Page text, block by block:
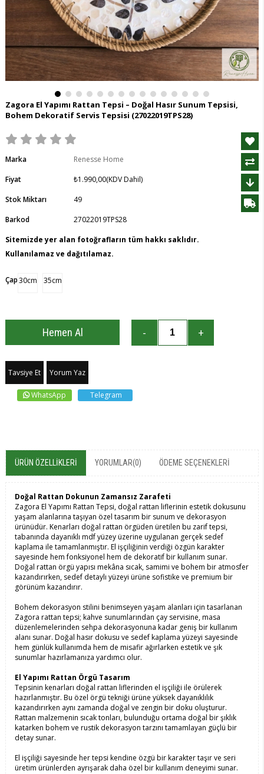
Zagora El Yapımı Rattan Tepsi – Doğal Hasır Sunum Tepsisi,
Bohem Dekoratif Servis Tepsisi (27022019TPS28)
Marka
Renesse Home
Fiyat
₺1.990,00(KDV Dahil)
Stok Miktarı
49
Barkod
27022019TPS28
Sitemizde yer alan fotoğrafların tüm hakkı saklıdır.
Kullanılamaz ve dağıtılamaz.
Çap30cm 35cm
Tavsiye Et Yorum Yaz
WhatsApp Telegram
ÜRÜN ÖZELLIKLERI YORUMLAR(0) ÖDEME SEÇENEKLERI
Doğal Rattan Dokunun Zamansız Zarafeti
Zagora El Yapımı Rattan Tepsi, doğal rattan liflerinin estetik dokusunu
yaşam alanlarına taşıyan özel tasarım bir sunum ve dekorasyon
ürünüdür. Kenarları doğal rattan örgüden üretilen bu zarif tepsi,
tabanında dayanıklı mdf yüzey üzerine uygulanan gerçek sedef
kaplama ile tamamlanmıştır. El işçiliğinin verdiği özgün karakter
sayesinde hem fonksiyonel hem de dekoratif bir kullanım sunar.
Doğal rattan örgü yapısı mekâna sıcak, samimi ve bohem bir atmosfer
kazandırırken, sedef detaylı yüzeyi ürüne sofistike ve premium bir
görünüm kazandırır.
Bohem dekorasyon stilini benimseyen yaşam alanları için tasarlanan
Zagora rattan tepsi; kahve sunumlarından çay servisine, masa
düzenlemelerinden sehpa dekorasyonuna kadar geniş bir kullanım
alanı sunar. Doğal hasır dokusu ve sedef kaplama yüzeyi sayesinde
hem günlük kullanımda hem de misafir ağırlarken estetik ve şık
sunumlar hazırlamanıza yardımcı olur.
El Yapımı Rattan Örgü Tasarım
Tepsinin kenarları doğal rattan liflerinden el işçiliği ile örülerek
hazırlanmıştır. Bu özel örgü tekniği ürüne yüksek dayanıklılık
kazandırırken aynı zamanda doğal ve zengin bir doku oluşturur.
Rattan malzemenin sıcak tonları, bulunduğu ortama doğal bir şıklık
katarken bohem ve rustik dekorasyon tarzını tamamlayan güçlü bir
detay sunar.
El işçiliği sayesinde her tepsi kendine özgü bir karakter taşır ve seri
üretim ürünlerden ayrışarak daha özel bir kullanım deneyimi sunar.